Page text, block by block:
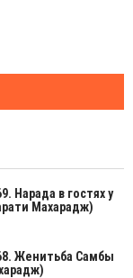
Нарада в гостях у
Махарадж)
Женитьба Самбы